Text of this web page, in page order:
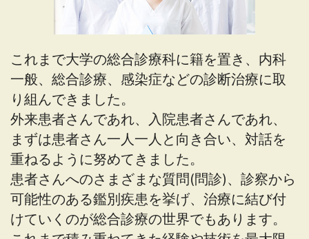
これまで大学の総合診療科に籍を置き、内科
一般、総合診療、感染症などの診断治療に取
り組んできました。
外来患者さんであれ、入院患者さんであれ、
まずは患者さん一人一人と向き合い、対話を
重ねるように努めてきました。
患者さんへのさまざまな質問(問診)、診察から
可能性のある鑑別疾患を挙げ、治療に結び付
けていくのが総合診療の世界でもあります。